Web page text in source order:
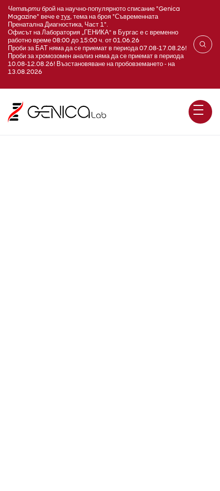
Четвърти брой на научно-популярното списание "Genica
Magazine" вече е тук, тема на броя "Съвременната
Пренатална Диагностика, Част 1".
Офисът на Лаборатория „ГЕНИКА“ в Бургас е с временно
работно време 08:00 до 15:00 ч. от 01.06.26
Проби за БАТ няма да се приемат в периода 07.08-17.08.26!
Проби за хромозомен анализ няма да се приемат в периода
10.08-12.08.26! Възстановяване на пробовземането - на
13.08.2026